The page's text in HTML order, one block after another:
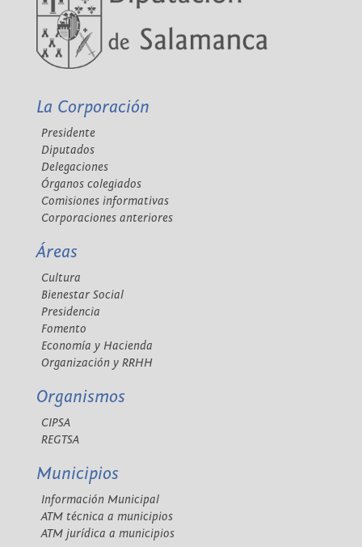
La Corporación
Presidente
Diputados
Delegaciones
Órganos colegiados
Comisiones informativas
Corporaciones anteriores
Áreas
Cultura
Bienestar Social
Presidencia
Fomento
Economía y Hacienda
Organización y RRHH
Organismos
CIPSA
REGTSA
Municipios
Información Municipal
ATM técnica a municipios
ATM jurídica a municipios